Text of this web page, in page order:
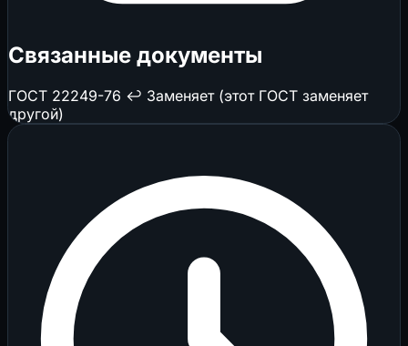
Связанные документы
ГОСТ 22249-76 ↩️ Заменяет (этот ГОСТ заменяет
другой)